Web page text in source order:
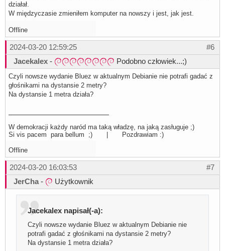
działał.
W międzyczasie zmieniłem komputer na nowszy i jest, jak jest.
Offline
#6
2024-03-20 12:59:25
Jacekalex - Podobno człowiek...;)
Czyli nowsze wydanie Bluez w aktualnym Debianie nie potrafi gadać z
głośnikami na dystansie 2 metry?
Na dystansie 1 metra działa?
W demokracji każdy naród ma taką władzę, na jaką zasługuje ;)
Si vis pacem para bellum ;) | Pozdrawiam :)
Offline
#7
2024-03-20 16:03:53
JerCha - Użytkownik
Jacekalex napisał(-a):
Czyli nowsze wydanie Bluez w aktualnym Debianie nie
potrafi gadać z głośnikami na dystansie 2 metry?
Na dystansie 1 metra działa?